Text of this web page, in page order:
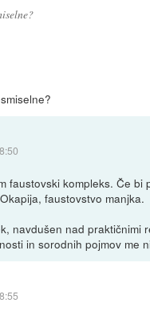
faustovski kompleks. Če bi
faustovstvo manjka.
navdušen nad praktičnimi
in sorodnih pojmov me